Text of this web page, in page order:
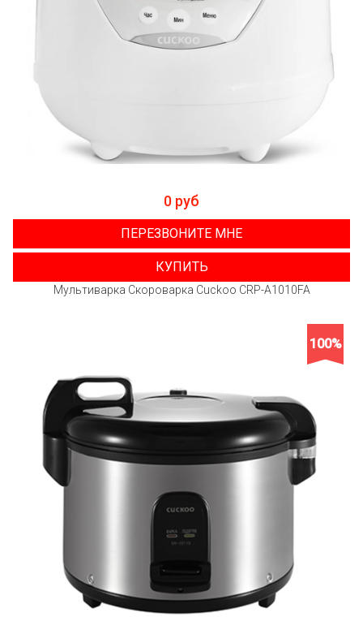
0 руб
ПЕРЕЗВОНИТЕ МНЕ
КУПИТЬ
Мультиварка Скороварка Cuckoo CRP-A1010FA
100%